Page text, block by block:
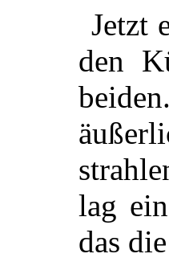
Jetzt
den
lag
das